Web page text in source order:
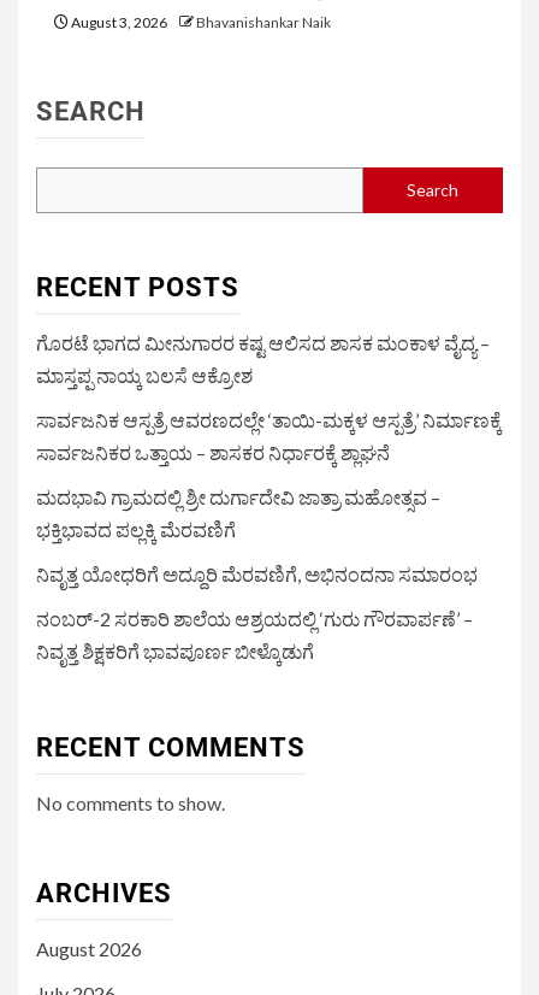
August 3, 2026 Bhavanishankar Naik
SEARCH
Search
RECENT POSTS
ಗೊರಟೆ ಭಾಗದ ಮೀನುಗಾರರ ಕಷ್ಟ ಆಲಿಸದ ಶಾಸಕ ಮಂಕಾಳ ವೈದ್ಯ –
ಮಾಸ್ತಪ್ಪ ನಾಯ್ಕ ಬಲಸೆ ಆಕ್ರೋಶ
ಸಾರ್ವಜನಿಕ ಆಸ್ಪತ್ರೆ ಆವರಣದಲ್ಲೇ ‘ತಾಯಿ-ಮಕ್ಕಳ ಆಸ್ಪತ್ರೆ’ ನಿರ್ಮಾಣಕ್ಕೆ
ಸಾರ್ವಜನಿಕರ ಒತ್ತಾಯ – ಶಾಸಕರ ನಿರ್ಧಾರಕ್ಕೆ ಶ್ಲಾಘನೆ
ಮದಭಾವಿ ಗ್ರಾಮದಲ್ಲಿ ಶ್ರೀ ದುರ್ಗಾದೇವಿ ಜಾತ್ರಾ ಮಹೋತ್ಸವ –
ಭಕ್ತಿಭಾವದ ಪಲ್ಲಕ್ಕಿ ಮೆರವಣಿಗೆ
ನಿವೃತ್ತ ಯೋಧರಿಗೆ ಅದ್ದೂರಿ ಮೆರವಣಿಗೆ, ಅಭಿನಂದನಾ ಸಮಾರಂಭ
ನಂಬರ್-2 ಸರಕಾರಿ ಶಾಲೆಯ ಆಶ್ರಯದಲ್ಲಿ ‘ಗುರು ಗೌರವಾರ್ಪಣೆ’ –
ನಿವೃತ್ತ ಶಿಕ್ಷಕರಿಗೆ ಭಾವಪೂರ್ಣ ಬೀಳ್ಕೊಡುಗೆ
RECENT COMMENTS
No comments to show.
ARCHIVES
August 2026